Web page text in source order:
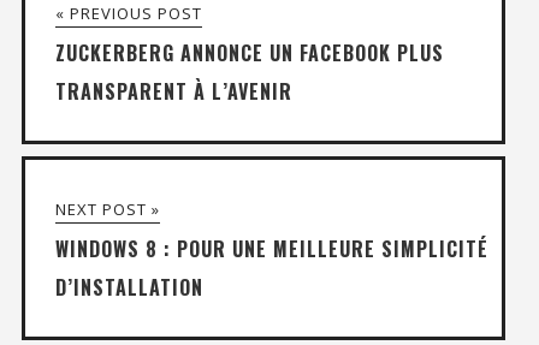
« PREVIOUS POST
ZUCKERBERG ANNONCE UN FACEBOOK PLUS
TRANSPARENT À L’AVENIR
NEXT POST »
WINDOWS 8 : POUR UNE MEILLEURE SIMPLICITÉ
D’INSTALLATION